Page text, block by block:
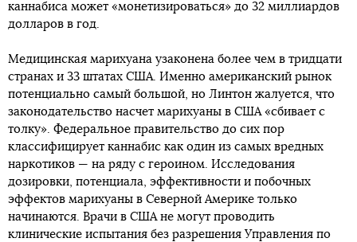
каннабиса может «монетизироваться» до 32 миллиардов
долларов в год.
Медицинская марихуана узаконена более чем в тридцати
странах и 33 штатах США. Именно американский рынок
потенциально самый большой, но Линтон жалуется, что
законодательство насчет марихуаны в США «сбивает с
толку». Федеральное правительство до сих пор
классифицирует каннабис как один из самых вредных
наркотиков — на ряду с героином. Исследования
дозировки, потенциала, эффективности и побочных
эффектов марихуаны в Северной Америке только
начинаются. Врачи в США не могут проводить
клинические испытания без разрешения Управления по